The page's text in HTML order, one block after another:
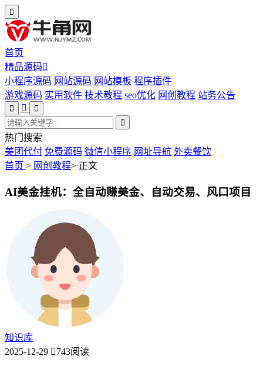
首页
精品源码
小程序源码 网站源码 网站模板 程序插件
游戏源码 实用软件 技术教程 seo优化 网创教程 站务公告
热门搜索
美团代付 免费源码 微信小程序 网址导航 外卖餐饮
首页 > 网创教程> 正文
AI美金挂机：全自动赚美金、自动交易、风口项目
知识库
2025-12-29
743阅读